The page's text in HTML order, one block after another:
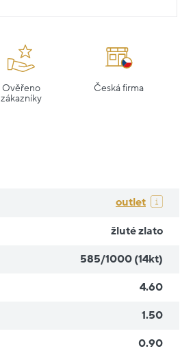
Ověřeno
zákazníky
Česká firma
outlet
žluté zlato
585/1000 (14kt)
4.60
1.50
0.90